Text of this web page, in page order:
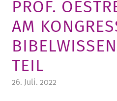
REGION UND FREIZEIT
ALUMNI
MEDIATHEK
KARRIERE
PROF.
AM
TEIL
26. Juli. 2022